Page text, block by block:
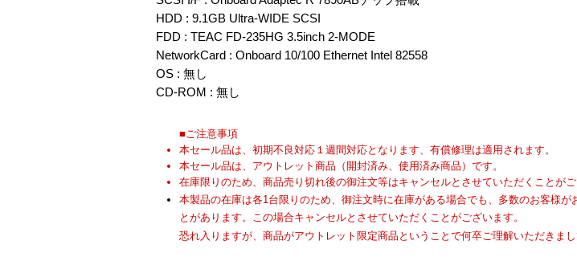
HDD : 9.1GB Ultra-WIDE SCSI
FDD : TEAC FD-235HG 3.5inch 2-MODE
NetworkCard : Onboard 10/100 Ethernet Intel 82558
OS : 無し
CD-ROM : 無し
■ご注意事項
本セール品は、初期不良対応１週間対応となります、有償修理は適用されます。
本セール品は、アウトレット商品（開封済み、使用済み商品）です。
在庫限りのため、商品売り切れ後の御注文等はキャンセルとさせていただくことがご
本製品の在庫は各1台限りのため、御注文時に在庫がある場合でも、多数のお客様
とがあります。この場合キャンセルとさせていただくことがございます。
恐れ入りますが、商品がアウトレット限定商品ということで何卒ご理解いただきま